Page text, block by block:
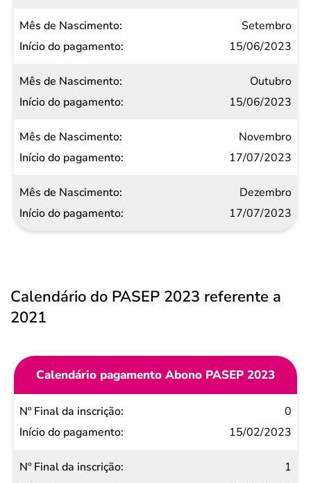
Setembro
15/06/2023
Outubro
15/06/2023
Novembro
17/07/2023
Dezembro
17/07/2023
Calendário do PASEP 2023 referente a
2021
Calendário pagamento Abono PASEP 2023
Nº Final
da
Início do
0
15/02/2023
1